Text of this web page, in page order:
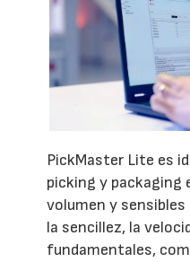
PickMaster Lite es
picking y packaging
volumen y
la sencillez, la
fundamentales,